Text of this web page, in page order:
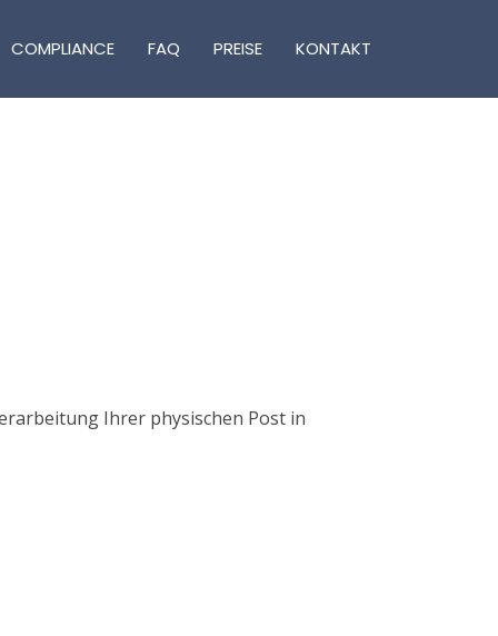
COMPLIANCE FAQ PREISE KONTAKT
Ihrer physischen Post in